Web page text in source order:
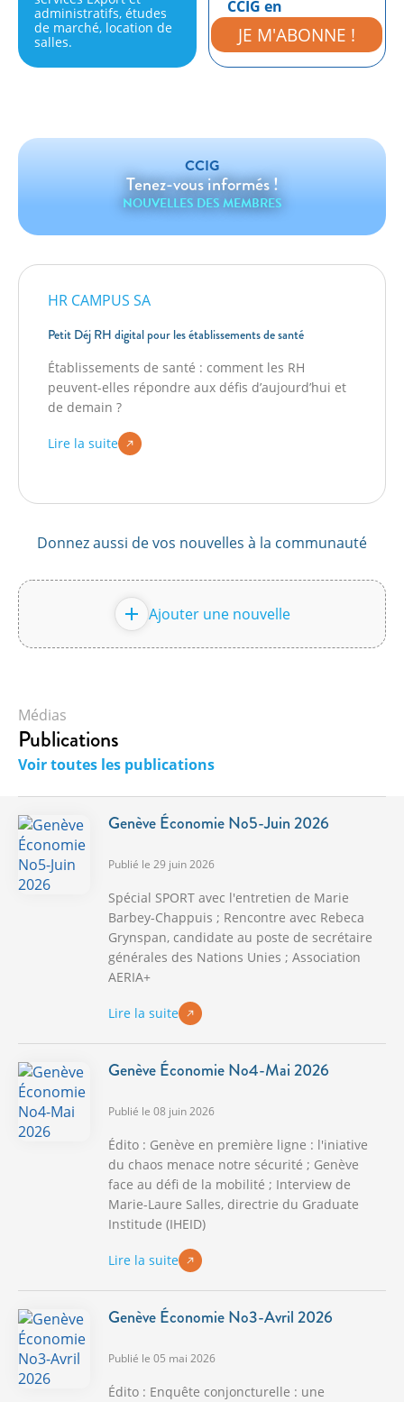
administratifs, études
de marché, location de
salles.
CCIG en
exclusivité.
JE M'ABONNE !
CCIG
Tenez-vous informés !
NOUVELLES DES MEMBRES
HR CAMPUS SA
Petit Déj RH digital pour les établissements de santé
Établissements de santé : comment les RH
peuvent-elles répondre aux défis d’aujourd’hui et
de demain ?
Lire la suite
Donnez aussi de vos nouvelles à la communauté
Ajouter une nouvelle
Médias
Publications
Voir toutes les publications
Genève Économie No5-Juin 2026
Publié le 29 juin 2026
Spécial SPORT avec l'entretien de Marie
Barbey-Chappuis ; Rencontre avec Rebeca
Grynspan, candidate au poste de secrétaire
générales des Nations Unies ; Association
AERIA+
Lire la suite
Genève Économie No4-Mai 2026
Publié le 08 juin 2026
Édito : Genève en première ligne : l'iniative
du chaos menace notre sécurité ; Genève
face au défi de la mobilité ; Interview de
Marie-Laure Salles, directrie du Graduate
Institude (IHEID)
Lire la suite
Genève Économie No3-Avril 2026
Publié le 05 mai 2026
Édito : Enquête conjoncturelle : une